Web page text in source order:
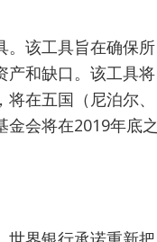
。该工具旨在确保所
产和缺口。该工具将
在五国（尼泊尔、
会将在2019年底之